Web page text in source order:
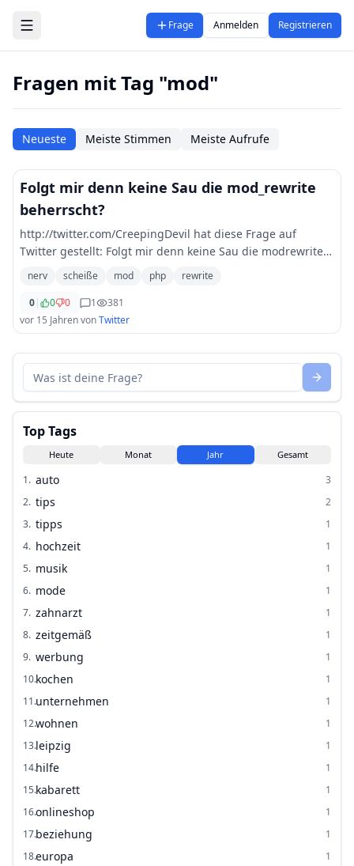
Zum Hauptinhalt springen
Frage Anmelden Registrieren
Fragen mit Tag "mod"
Neueste Meiste Stimmen Meiste Aufrufe
Folgt mir denn keine Sau die mod_rewrite
beherrscht?
http://twitter.com/CreepingDevil hat diese Frage auf
Twitter gestellt: Folgt mir denn keine Sau die modrewrite
beherrscht? php mod rewrite hilfe nerv scheiße :D
nerv scheiße mod php
rewrite
0| 0 0 1
381
vor 15 JahrenvonTwitter
Top Tags
Heute Monat Jahr Gesamt
1. auto
3
2. tips
2
3. tipps
1
4. hochzeit
1
5. musik
1
6. mode
1
7. zahnarzt
1
8. zeitgemäß
1
9. werbung
1
10.kochen
1
11.unternehmen
1
12.wohnen
1
13.leipzig
1
14.hilfe
1
15.kabarett
1
16.onlineshop
1
17.beziehung
1
18.europa
1